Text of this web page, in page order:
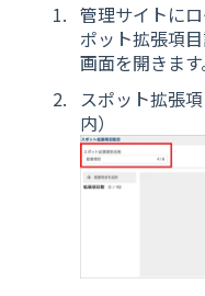
管理サイトに
ポット拡張項
画面を開きます
スポット拡張
内）